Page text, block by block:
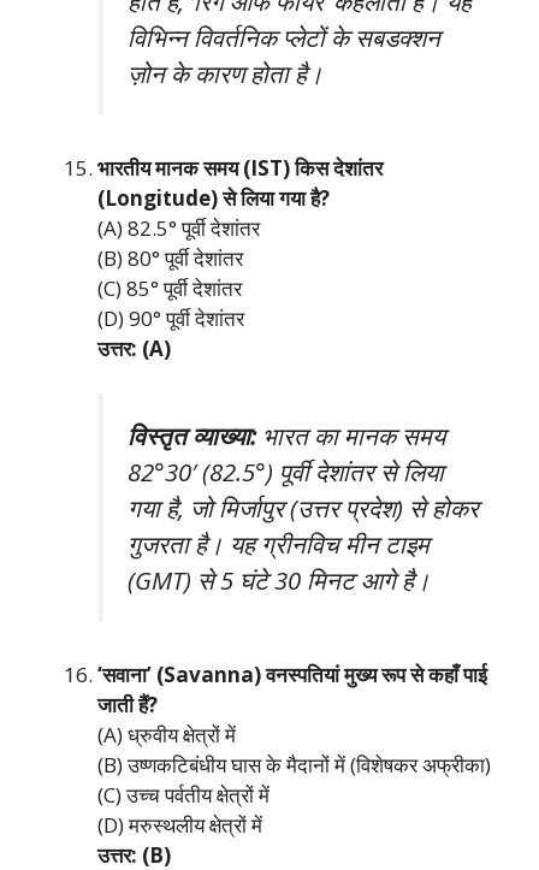
विभिन्न विवर्तनिक प्लेटों के सबडक्शन
ज़ोन के कारण होता है।
भारतीय मानक समय (IST) किस देशांतर
(Longitude) से लिया गया है?
(A) 82.5° पूर्वी देशांतर
(B) 80° पूर्वी देशांतर
(C) 85° पूर्वी देशांतर
(D) 90° पूर्वी देशांतर
उत्तर: (A)
विस्तृत व्याख्या:भारत का मानक समय
82°30′ (82.5°) पूर्वी देशांतर से लिया
गया है, जो मिर्जापुर (उत्तर प्रदेश) से होकर
गुजरता है। यह ग्रीनविच मीन टाइम
(GMT) से 5 घंटे 30 मिनट आगे है।
‘सवाना’ (Savanna) वनस्पतियां मुख्य रूप से कहाँ पाई
जाती हैं?
(A) ध्रुवीय क्षेत्रों में
(B) उष्णकटिबंधीय घास के मैदानों में (विशेषकर अफ्रीका)
(C) उच्च पर्वतीय क्षेत्रों में
(D) मरुस्थलीय क्षेत्रों में
उत्तर: (B)